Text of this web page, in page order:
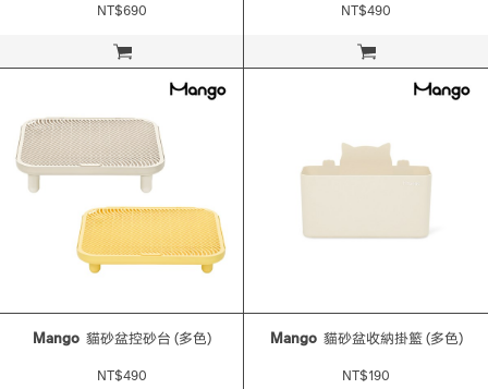
立即購買
NT$690
立即購買
NT$490
Mango 貓砂盆控砂台 (多色)
NT$490
Mango 貓砂盆收納掛籃 (多色)
NT$190